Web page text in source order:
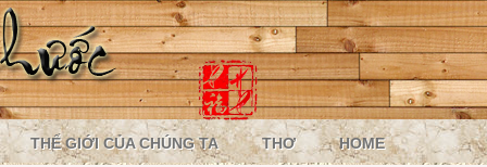
THẾ GIỚI CỦA CHÚNG TA THƠ HOME